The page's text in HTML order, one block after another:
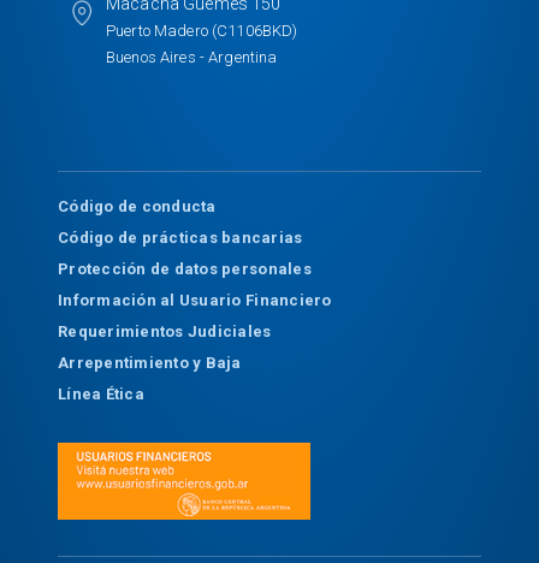
Puerto Madero (C1106BKD)
Buenos Aires - Argentina
Código de conducta
Código de prácticas bancarias
Protección de datos personales
Información al Usuario Financiero
Requerimientos Judiciales
Arrepentimiento y Baja
Línea Ética